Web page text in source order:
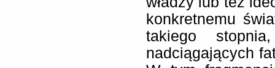
konkretnemu
takiego
nadciągających